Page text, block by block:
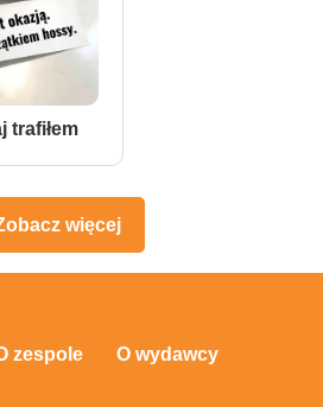
trafiłem
więcej
zespole O wydawcy